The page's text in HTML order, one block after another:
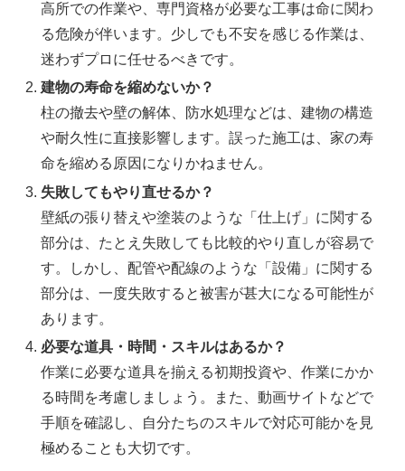
高所での作業や、専門資格が必要な工事は命に関わ
る危険が伴います。少しでも不安を感じる作業は、
迷わずプロに任せるべきです。
建物の寿命を縮めないか？
柱の撤去や壁の解体、防水処理などは、建物の構造
や耐久性に直接影響します。誤った施工は、家の寿
命を縮める原因になりかねません。
失敗してもやり直せるか？
壁紙の張り替えや塗装のような「仕上げ」に関する
部分は、たとえ失敗しても比較的やり直しが容易で
す。しかし、配管や配線のような「設備」に関する
部分は、一度失敗すると被害が甚大になる可能性が
あります。
必要な道具・時間・スキルはあるか？
作業に必要な道具を揃える初期投資や、作業にかか
る時間を考慮しましょう。また、動画サイトなどで
手順を確認し、自分たちのスキルで対応可能かを見
極めることも大切です。